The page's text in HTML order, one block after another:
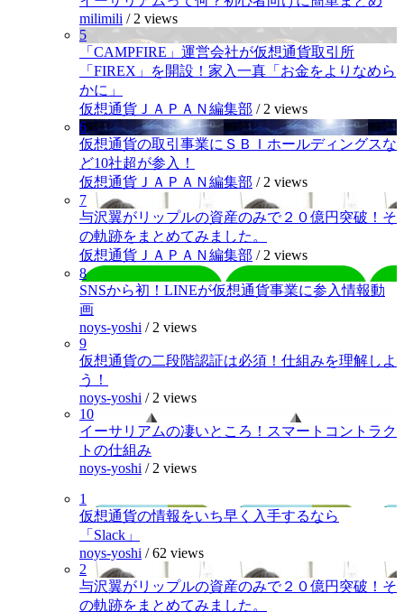
milimili / 2 views
5
「CAMPFIRE」運営会社が仮想通貨取引所
「FIREX」を開設！家入一真「お金をよりなめら
かに」
仮想通貨ＪＡＰＡＮ編集部 / 2 views
6
仮想通貨の取引事業にＳＢＩホールディングスな
ど10社超が参入！
仮想通貨ＪＡＰＡＮ編集部 / 2 views
7
与沢翼がリップルの資産のみで２０億円突破！そ
の軌跡をまとめてみました。
仮想通貨ＪＡＰＡＮ編集部 / 2 views
8
SNSから初！LINEが仮想通貨事業に参入情報動
画
noys-yoshi / 2 views
9
仮想通貨の二段階認証は必須！仕組みを理解しよ
う！
noys-yoshi / 2 views
10
イーサリアムの凄いところ！スマートコントラク
トの仕組み
noys-yoshi / 2 views
1
仮想通貨の情報をいち早く入手するなら
「Slack」
noys-yoshi /62 views
2
与沢翼がリップルの資産のみで２０億円突破！そ
の軌跡をまとめてみました。